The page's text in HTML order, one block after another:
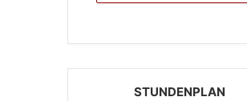
STUNDENPLAN